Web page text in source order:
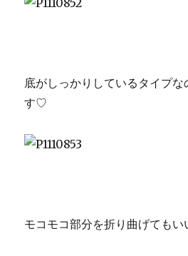
底がしっかりしているタイプ
す♡
モコモコ部分を折り曲げても